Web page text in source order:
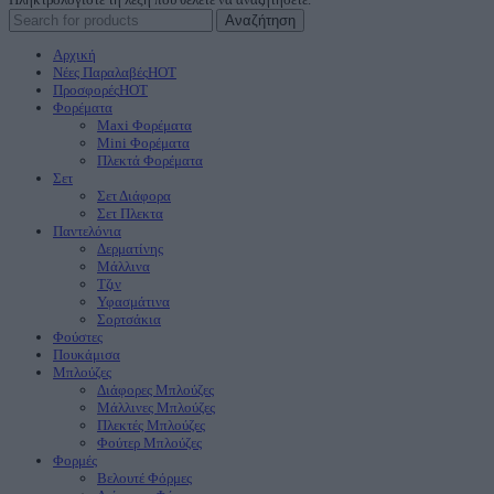
Αναζήτηση
Αρχική
Νέες ΠαραλαβέςHOT
ΠροσφορέςHOT
Φορέματα
Maxi Φορέματα
Mini Φορέματα
Πλεκτά Φορέματα
Σετ
Σετ Διάφορα
Σετ Πλεκτα
Παντελόνια
Δερματίνης
Μάλλινα
Τζιν
Υφασμάτινα
Σορτσάκια
Φούστες
Πουκάμισα
Μπλούζες
Διάφορες Μπλούζες
Μάλλινες Μπλούζες
Πλεκτές Μπλούζες
Φούτερ Μπλούζες
Φορμές
Βελουτέ Φόρμες